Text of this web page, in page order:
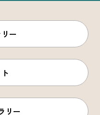
ー
リー